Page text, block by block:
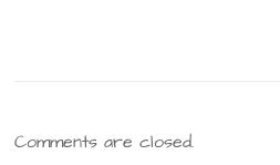
Comments are closed.